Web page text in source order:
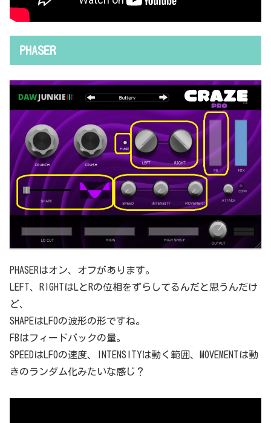
PHASER
PHASERはオン、オフがあります。
LEFT、RIGHTはLとRの位相をずらしてるんだと思うんだけ
ど、
SHAPEはLFOの波形の形ですね。
FBはフィードバックの量。
SPEEDはLFOの速度、INTENSITYは動く範囲、MOVEMENTは動
きのランダム化みたいな感じ？